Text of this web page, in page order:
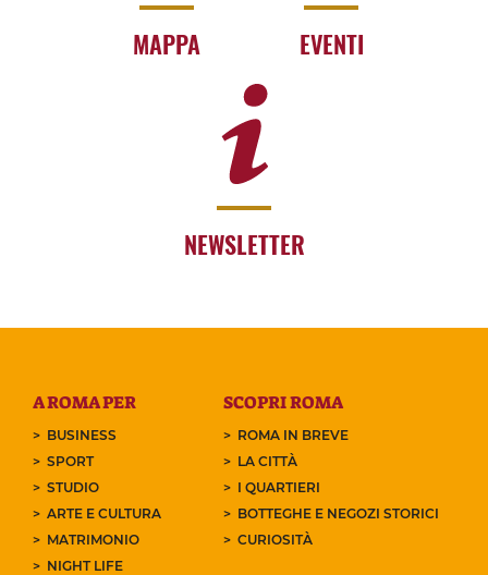
MAPPA EVENTI
NEWSLETTER
A ROMA PER
BUSINESS
SPORT
STUDIO
ARTE E CULTURA
MATRIMONIO
NIGHT LIFE
SCOPRI ROMA
ROMA IN BREVE
LA CITTÀ
I QUARTIERI
BOTTEGHE E NEGOZI STORICI
CURIOSITÀ